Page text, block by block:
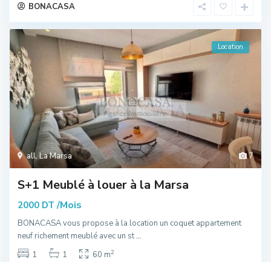
BONACASA
7
all,La Marsa
Location
S+1 Meublé à louer à la Marsa
2000 DT /Mois
BONACASA vous propose à la location un coquet appartement
neuf richement meublé avec un st...
1
1 60 m2